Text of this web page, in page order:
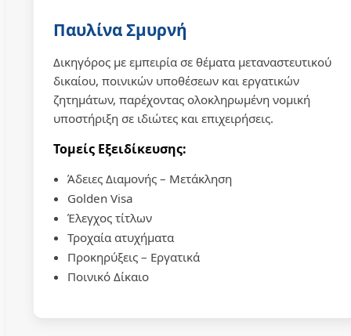
Παυλίνα Σμυρνή
Δικηγόρος με εμπειρία σε θέματα μεταναστευτικού
δικαίου, ποινικών υποθέσεων και εργατικών
ζητημάτων, παρέχοντας ολοκληρωμένη νομική
υποστήριξη σε ιδιώτες και επιχειρήσεις.
Τομείς Εξειδίκευσης:
Άδειες Διαμονής – Μετάκληση
Golden Visa
Έλεγχος τίτλων
Τροχαία ατυχήματα
Προκηρύξεις – Εργατικά
Ποινικό Δίκαιο